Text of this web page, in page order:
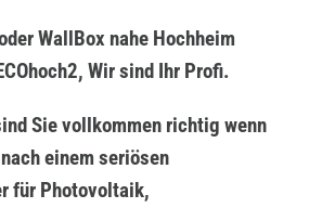
WallBox nahe Hochheim
Wir sind Ihr Profi.
Sie vollkommen richtig wenn
einem seriösen
für Photovoltaik,